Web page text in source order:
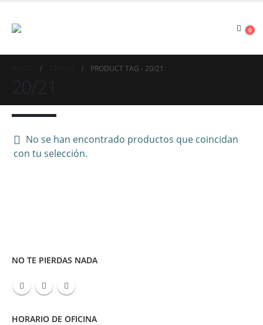
0
PRODUCT TAG - 20/21
No se han encontrado productos que coincidan
con tu selección.
NO TE PIERDAS NADA
HORARIO DE OFICINA